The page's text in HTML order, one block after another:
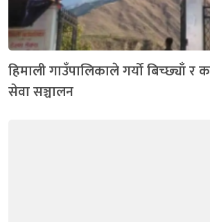
हिमाली गाउँपालिकाले गर्यो बिच्छ्याँ र
सेवा सञ्चालन